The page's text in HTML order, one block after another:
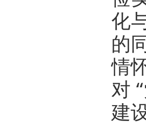
化
的
情
对
建